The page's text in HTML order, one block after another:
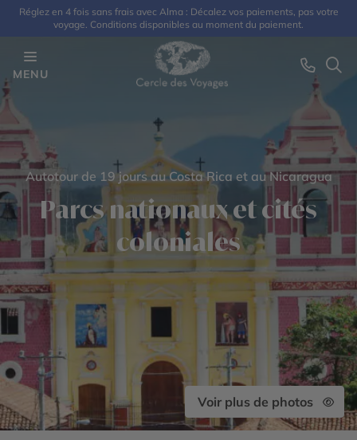
Réglez en 4 fois sans frais avec Alma : Décalez vos paiements, pas votre
voyage. Conditions disponibles au moment du paiement.
MENU
Autotour de 19 jours au Costa Rica et au Nicaragua
Parcs nationaux et cités
coloniales
Voir plus de photos